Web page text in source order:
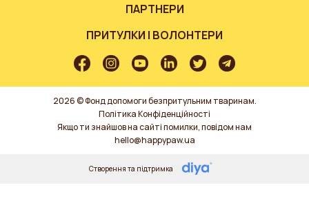
ПАРТНЕРИ
ПРИТУЛКИ І ВОЛОНТЕРИ
2026 © Фонд допомоги безпритульним тваринам.
Політика Конфіденційності
Якщо ти знайшов на сайті помилки, повідом нам
hello@happypaw.ua
Створення та підтримка